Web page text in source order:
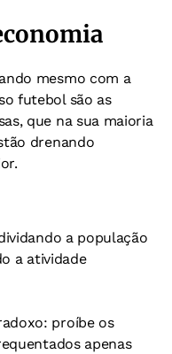
mesmo com a
futebol são as
que na sua maioria
drenando
a população
a atividade
proíbe os
apenas